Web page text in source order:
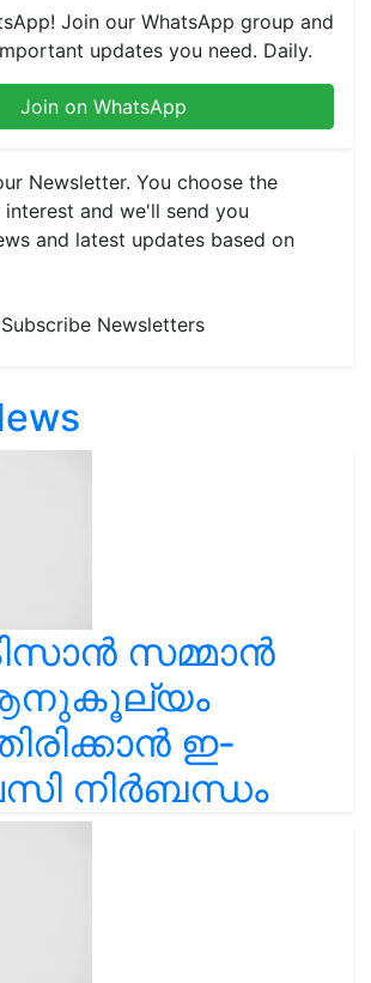
Join our WhatsApp group and
updates you need. Daily.
Join on WhatsApp
Newsletter. You choose the
and we'll send you
and latest updates based on
Subscribe Newsletters
സമ്മാൻ
ആനുകൂല്യം
ഇ-
നിർബന്ധം